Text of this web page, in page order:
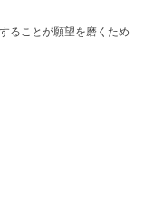
ることが願望を磨くため